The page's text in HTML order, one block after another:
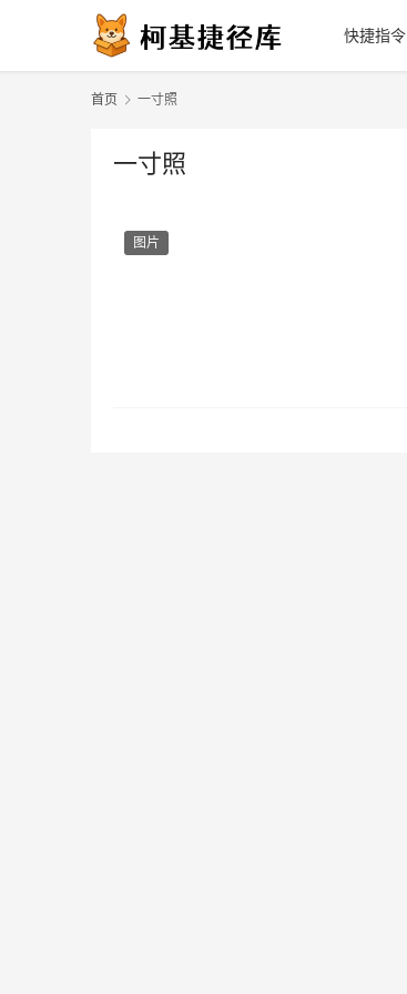
快捷指令
首页 一寸照
一寸照
图片